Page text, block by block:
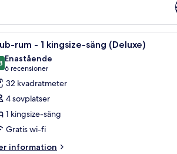
och utsikt över staden. Ett hotellrum med
8 rum - 1 kingsize-säng (Deluxe)
av 10
Enastående
6 recensioner
(6 recensioner)
32 kvadratmeter
4 sovplatser
1 kingsize-säng
Gratis wi-fi
information